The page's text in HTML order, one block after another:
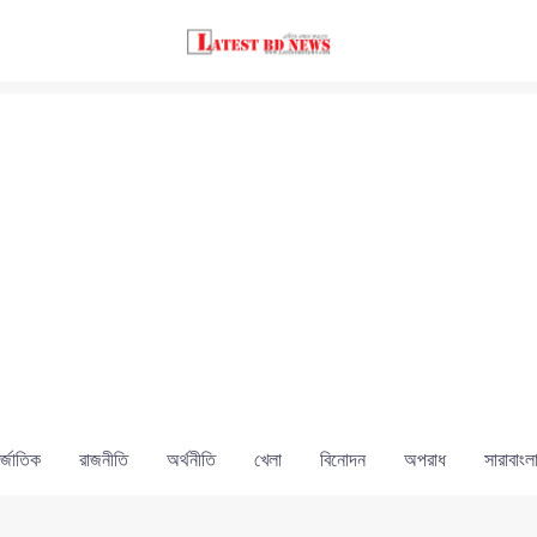
রাজনীতি অর্থনীতি খেলা বিনোদন অপরাধ সারাবাংলা